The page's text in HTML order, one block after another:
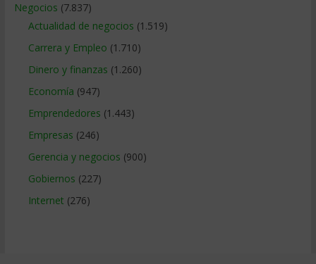
Negocios (7.837)
Actualidad de negocios (1.519)
Carrera y Empleo (1.710)
Dinero y finanzas (1.260)
Economía (947)
Emprendedores (1.443)
Empresas (246)
Gerencia y negocios (900)
Gobiernos (227)
Internet (276)